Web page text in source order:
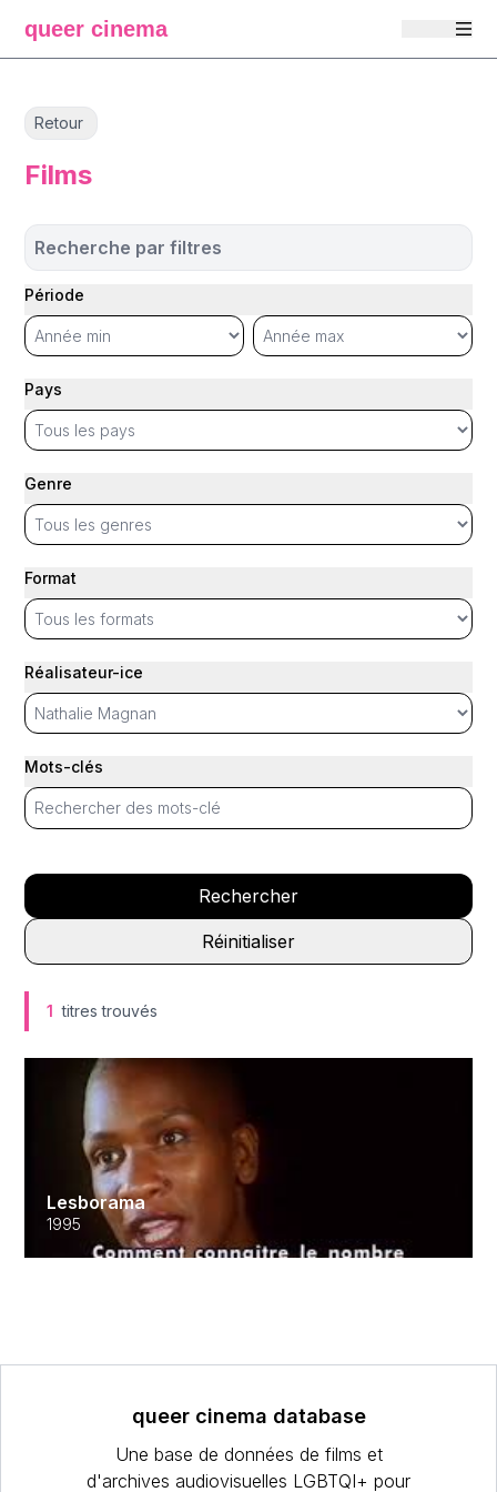
queer cinema
Retour
Films
Recherche par filtres
Période
Pays
Genre
Format
Réalisateur-ice
Mots-clés
Rechercher
Réinitialiser
1 titres trouvés
Lesborama
1995
queer cinema database
Une base de données de films et
d'archives audiovisuelles LGBTQI+ pour